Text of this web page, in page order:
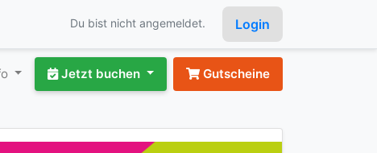
Du bist nicht angemeldet. Login
Jetzt buchen Gutscheine